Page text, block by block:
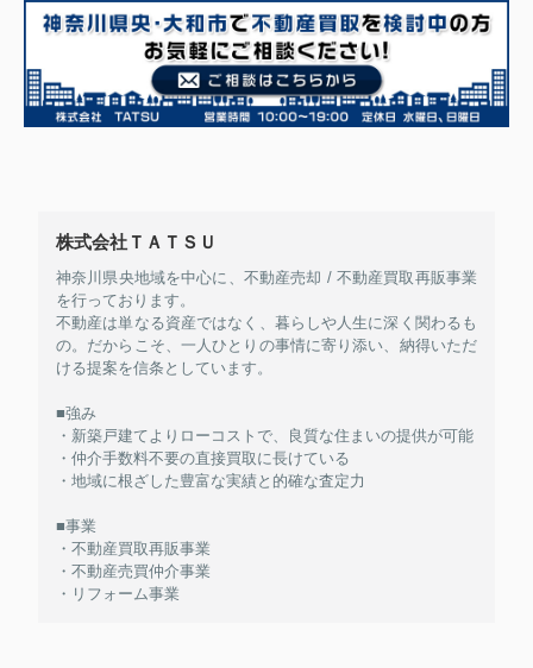
株式会社ＴＡＴＳＵ
神奈川県央地域を中心に、不動産売却 / 不動産買取再販事業
を行っております。
不動産は単なる資産ではなく、暮らしや人生に深く関わるも
の。だからこそ、一人ひとりの事情に寄り添い、納得いただ
ける提案を信条としています。
■強み
・新築戸建てよりローコストで、良質な住まいの提供が可能
・仲介手数料不要の直接買取に長けている
・地域に根ざした豊富な実績と的確な査定力
■事業
・不動産買取再販事業
・不動産売買仲介事業
・リフォーム事業